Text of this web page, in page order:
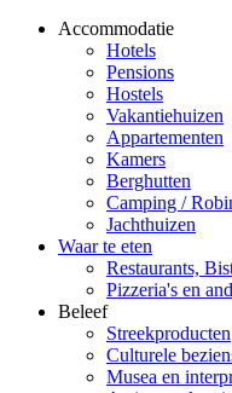
Accommodatie
Hotels
Pensions
Hostels
Vakantiehuizen
Appartementen
Kamers
Berghutten
Camping /
Jachthuizen
Waar te eten
Restaurants,
Pizzeria's en
Beleef
Streekproducten
Culturele
Musea en